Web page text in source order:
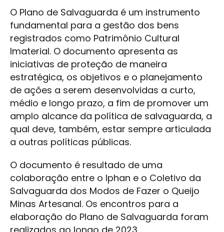
O Plano de Salvaguarda é um instrumento
fundamental para a gestão dos bens
registrados como Patrimônio Cultural
Imaterial. O documento apresenta as
iniciativas de proteção de maneira
estratégica, os objetivos e o planejamento
de ações a serem desenvolvidas a curto,
médio e longo prazo, a fim de promover um
amplo alcance da política de salvaguarda, a
qual deve, também, estar sempre articulada
a outras políticas públicas.
O documento é resultado de uma
colaboração entre o Iphan e o Coletivo da
Salvaguarda dos Modos de Fazer o Queijo
Minas Artesanal. Os encontros para a
elaboração do Plano de Salvaguarda foram